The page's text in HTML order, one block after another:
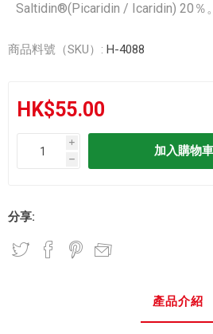
Saltidin®(Picaridin / Icaridin) 20％。
商品料號（SKU）: H-4088
HK$55.00
i
h
分享:
產品介紹